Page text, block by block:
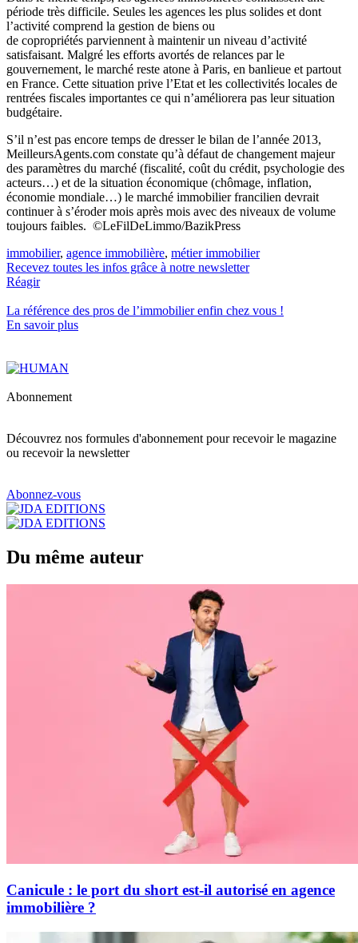
période très difficile. Seules les agences les plus solides et dont
l’activité comprend la gestion de biens ou
de copropriétés parviennent à maintenir un niveau d’activité
satisfaisant. Malgré les efforts avortés de relances par le
gouvernement, le marché reste atone à Paris, en banlieue et partout
en France. Cette situation prive l’Etat et les collectivités locales de
rentrées fiscales importantes ce qui n’améliorera pas leur situation
budgétaire.
S’il n’est pas encore temps de dresser le bilan de l’année 2013,
MeilleursAgents.com constate qu’à défaut de changement majeur
des paramètres du marché (fiscalité, coût du crédit, psychologie des
acteurs…) et de la situation économique (chômage, inflation,
économie mondiale…) le marché immobilier francilien devrait
continuer à s’éroder mois après mois avec des niveaux de volume
toujours faibles. ©LeFilDeLimmo/BazikPress
immobilier, agence immobilière, métier immobilier
Recevez toutes les infos grâce à notre newsletter
Réagir
La référence des pros de l’immobilierenfin chez vous !
En savoir plus
Abonnement
Découvrez nos formules d'abonnement pour recevoir le magazine
ou recevoir la newsletter
Abonnez-vous
Du même auteur
Canicule : le port du short est-il autorisé en agence
immobilière ?